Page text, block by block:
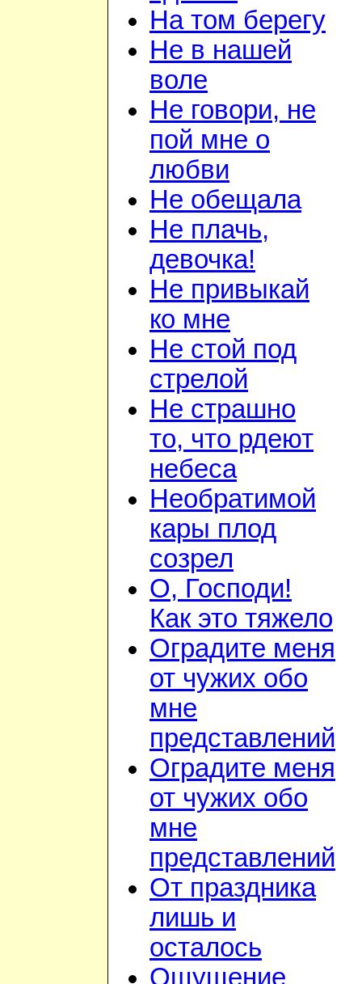
На том берегу
Не в нашей
воле
Не говори, не
пой мне о
любви
Не обещала
Не плачь,
девочка!
Не привыкай
ко мне
Не стой под
стрелой
Не страшно
то, что рдеют
небеса
Необратимой
кары плод
созрел
О, Господи!
Как это тяжело
Оградите меня
от чужих обо
мне
представлений
Оградите меня
от чужих обо
мне
представлений
От праздника
лишь и
осталось
Ощущение